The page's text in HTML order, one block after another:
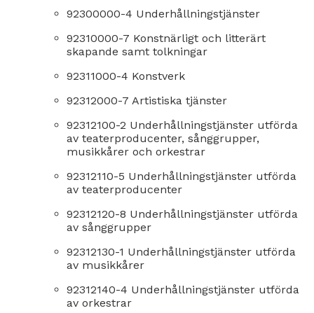
92300000-4 Underhållningstjänster
92310000-7 Konstnärligt och litterärt
skapande samt tolkningar
92311000-4 Konstverk
92312000-7 Artistiska tjänster
92312100-2 Underhållningstjänster utförda
av teaterproducenter, sånggrupper,
musikkårer och orkestrar
92312110-5 Underhållningstjänster utförda
av teaterproducenter
92312120-8 Underhållningstjänster utförda
av sånggrupper
92312130-1 Underhållningstjänster utförda
av musikkårer
92312140-4 Underhållningstjänster utförda
av orkestrar